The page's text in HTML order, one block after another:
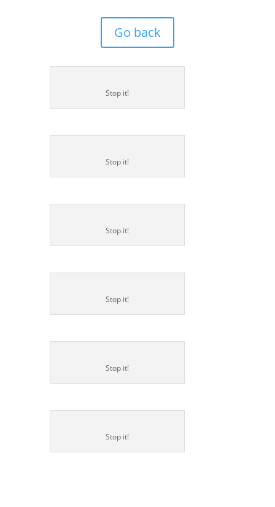
Go back
Stop it!
Stop it!
Stop it!
Stop it!
Stop it!
Stop it!